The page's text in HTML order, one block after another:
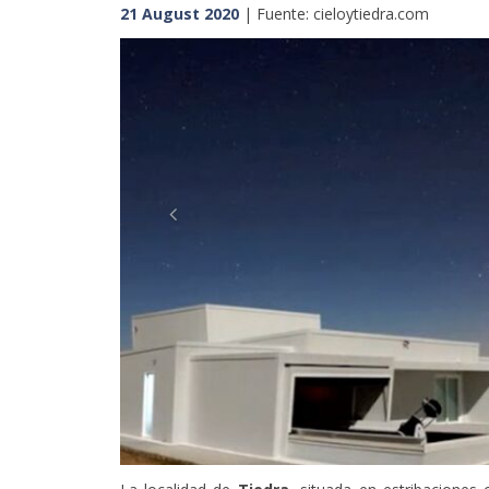
21 August 2020| Fuente: cieloytiedra.com